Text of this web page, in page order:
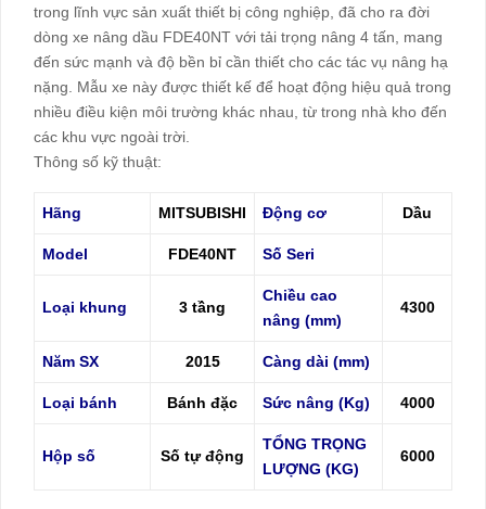
trong lĩnh vực sản xuất thiết bị công nghiệp, đã cho ra đời
dòng xe nâng dầu FDE40NT với tải trọng nâng 4 tấn, mang
đến sức mạnh và độ bền bỉ cần thiết cho các tác vụ nâng hạ
nặng. Mẫu xe này được thiết kế để hoạt động hiệu quả trong
nhiều điều kiện môi trường khác nhau, từ trong nhà kho đến
các khu vực ngoài trời.
Thông số kỹ thuật:
Hãng MITSUBISHI Động cơ Dầu
Model FDE40NT Số Seri
Loại khung 3 tầng
Chiều cao
nâng (mm)
4300
Năm SX 2015 Càng dài (mm)
Loại bánh Bánh đặc Sức nâng (Kg) 4000
Hộp số Số tự động
TỔNG TRỌNG
LƯỢNG (KG)
6000